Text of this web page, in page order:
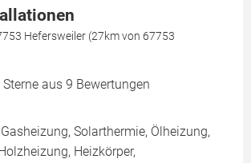
Hefersweiler (27km von 67753
Sterne aus 9 Bewertungen
Solarthermie, Ölheizung,
Heizkörper,